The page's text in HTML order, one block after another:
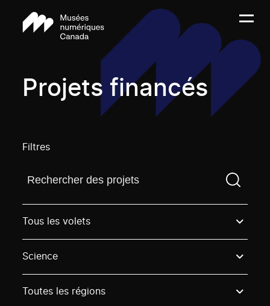
Projets financés
Filtres
Trouvez un projetVous devez saisir un terme de
Tous les volets
Science
Toutes les régions